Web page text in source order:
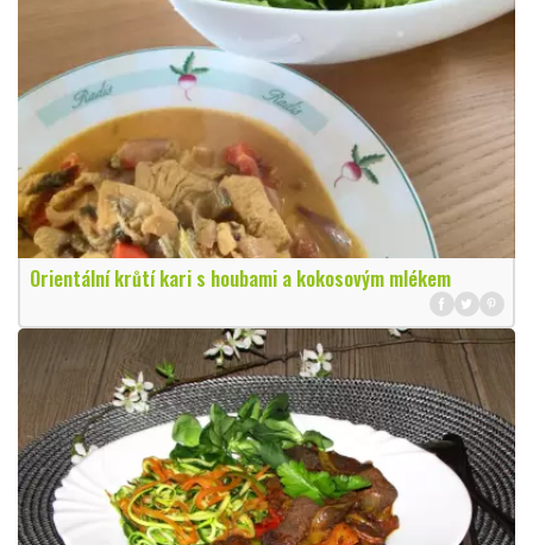
Orientální krůtí kari s houbami a kokosovým mlékem